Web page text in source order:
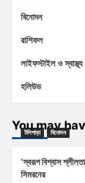
বিনোদন
রাশিফল
লাইফস্টাইল ও স্বাস্থ্য
হলিউড
You may
টলিপাড়া বিনোদন
‘স্বরূপ বিশ্বাস
সিমরনের